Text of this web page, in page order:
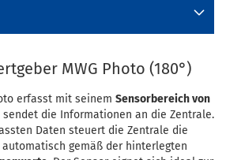
MWG Photo (180°)
erfasst mit seinem Sensorbereich von
die Informationen an die Zentrale.
Daten steuert die Zentrale die
gemäß der hinterlegten